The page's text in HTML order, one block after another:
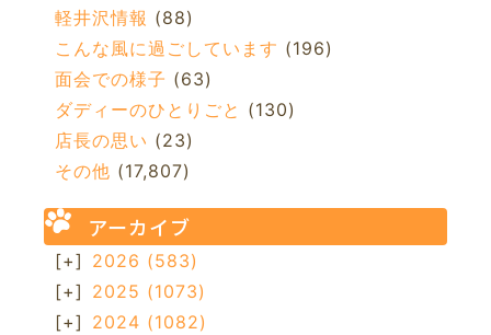
軽井沢情報 (88)
こんな風に過ごしています (196)
面会での様子 (63)
ダディーのひとりごと (130)
店長の思い (23)
その他 (17,807)
アーカイブ
[+] 2026 (583)
[+] 2025 (1073)
[+] 2024 (1082)